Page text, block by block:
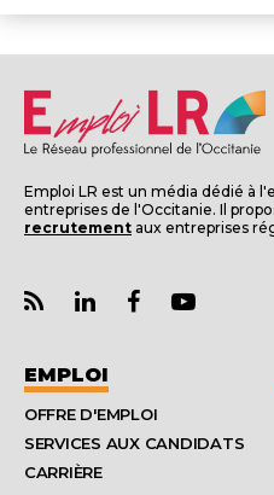
Emploi LR est un média dédié à
entreprises de l'Occitanie. Il
recrutement aux entreprises
EMPLOI
OFFRE D'EMPLOI
SERVICES AUX CANDIDATS
CARRIÈRE